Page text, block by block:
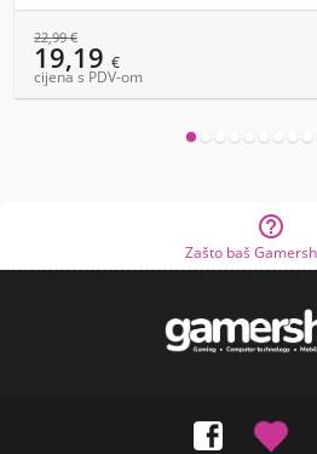
22,99€
19,19 €
cijena s PDV-om

Zašto baš